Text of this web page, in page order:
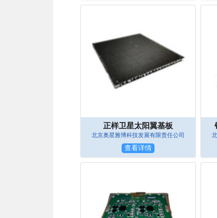
正样卫星太阳翼基板
北京奥星雅博科技发展有限责任公司
查看详情